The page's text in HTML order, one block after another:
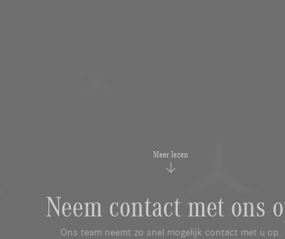
Meer lezen
Neem contact met ons
Ons team neemt zo snel mogelijk contact met u op.